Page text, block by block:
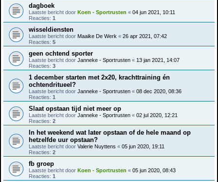
dagboek
Laatste bericht door Koen - Sportrusten « 04 jun 2021, 10:11
Reacties: 1
wisseldiensten
Laatste bericht door Maaike De Werk « 26 apr 2021, 07:42
Reacties: 5
geen ochtend sporter
Laatste bericht door Janneke - Sportrusten « 13 jan 2021, 14:07
Reacties: 3
1 december starten met 2x20, krachttraining én
ochtendritueel?
Laatste bericht door Janneke - Sportrusten « 08 dec 2020, 08:36
Reacties: 1
Slaat opstaan tijd niet meer op
Laatste bericht door Janneke - Sportrusten « 02 jul 2020, 12:21
Reacties: 2
In het weekend wat later opstaan of de hele maand op
hetzelfde uur opstaan?
Laatste bericht door Valerie Nuyttens « 05 jun 2020, 19:11
Reacties: 2
fb groep
Laatste bericht door Koen - Sportrusten « 05 jun 2020, 08:43
Reacties: 1